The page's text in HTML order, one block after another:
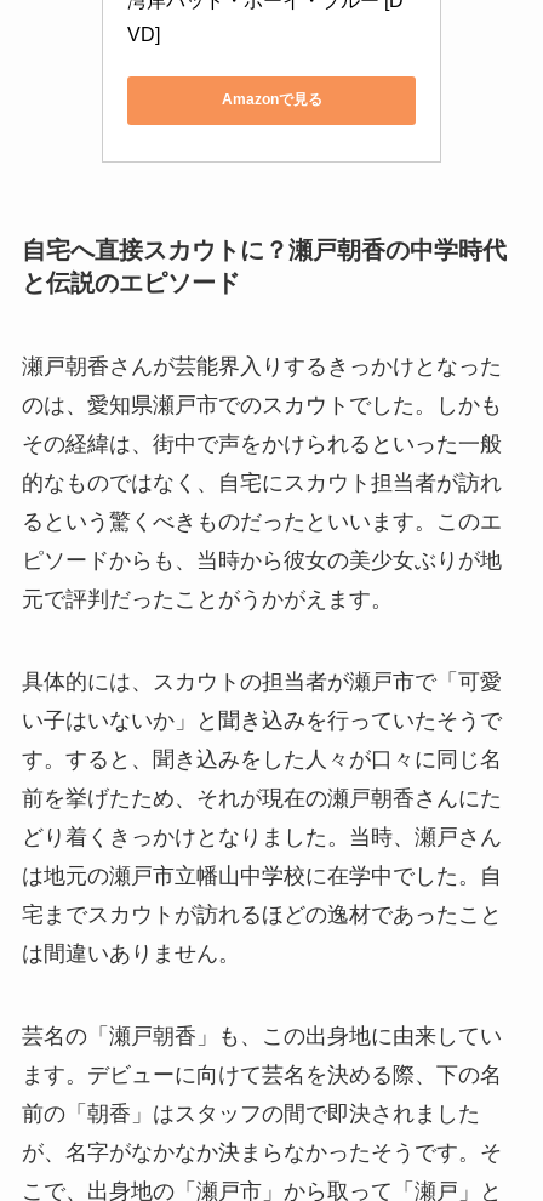
VD]
Amazonで見る
自宅へ直接スカウトに？瀬戸朝香の中学時代
と伝説のエピソード
瀬戸朝香さんが芸能界入りするきっかけとなった
のは、愛知県瀬戸市でのスカウトでした。しかも
その経緯は、街中で声をかけられるといった一般
的なものではなく、自宅にスカウト担当者が訪れ
るという驚くべきものだったといいます。このエ
ピソードからも、当時から彼女の美少女ぶりが地
元で評判だったことがうかがえます。
具体的には、スカウトの担当者が瀬戸市で「可愛
い子はいないか」と聞き込みを行っていたそうで
す。すると、聞き込みをした人々が口々に同じ名
前を挙げたため、それが現在の瀬戸朝香さんにた
どり着くきっかけとなりました。当時、瀬戸さん
は地元の瀬戸市立幡山中学校に在学中でした。自
宅までスカウトが訪れるほどの逸材であったこと
は間違いありません。
芸名の「瀬戸朝香」も、この出身地に由来してい
ます。デビューに向けて芸名を決める際、下の名
前の「朝香」はスタッフの間で即決されました
が、名字がなかなか決まらなかったそうです。そ
こで、出身地の「瀬戸市」から取って「瀬戸」と